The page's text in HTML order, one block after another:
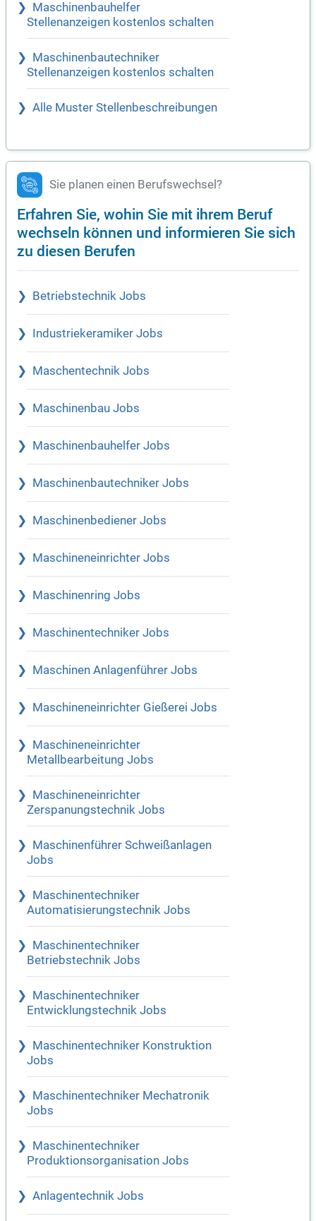
Maschinenbauhelfer
Stellenanzeigen kostenlos schalten
Maschinenbautechniker
Stellenanzeigen kostenlos schalten
Alle Muster Stellenbeschreibungen
Sie planen einen Berufswechsel?
Erfahren Sie, wohin Sie mit ihrem Beruf
wechseln können und informieren Sie sich
zu diesen Berufen
Betriebstechnik Jobs
Industriekeramiker Jobs
Maschentechnik Jobs
Maschinenbau Jobs
Maschinenbauhelfer Jobs
Maschinenbautechniker Jobs
Maschinenbediener Jobs
Maschineneinrichter Jobs
Maschinenring Jobs
Maschinentechniker Jobs
Maschinen Anlagenführer Jobs
Maschineneinrichter Gießerei Jobs
Maschineneinrichter
Metallbearbeitung Jobs
Maschineneinrichter
Zerspanungstechnik Jobs
Maschinenführer Schweißanlagen
Jobs
Maschinentechniker
Automatisierungstechnik Jobs
Maschinentechniker
Betriebstechnik Jobs
Maschinentechniker
Entwicklungstechnik Jobs
Maschinentechniker Konstruktion
Jobs
Maschinentechniker Mechatronik
Jobs
Maschinentechniker
Produktionsorganisation Jobs
Anlagentechnik Jobs